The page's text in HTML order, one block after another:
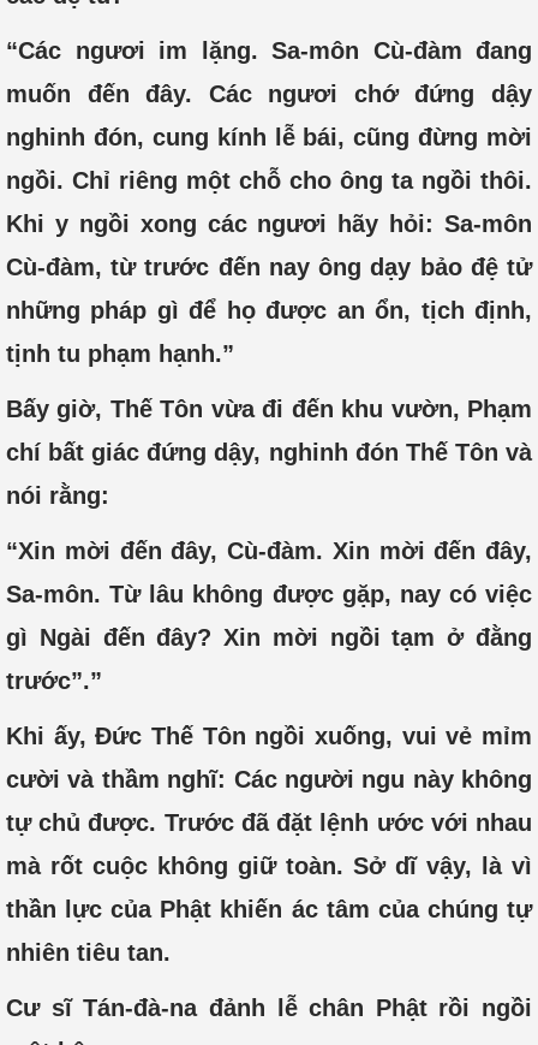
“Các ngươi im lặng. Sa-môn Cù-đàm đang
muốn đến đây. Các ngươi chớ đứng dậy
nghinh đón, cung kính lễ bái, cũng đừng mời
ngồi. Chỉ riêng một chỗ cho ông ta ngồi thôi.
Khi y ngồi xong các ngươi hãy hỏi: Sa-môn
Cù-đàm, từ trước đến nay ông dạy bảo đệ tử
những pháp gì để họ được an ổn, tịch định,
tịnh tu phạm hạnh.”
Bấy giờ, Thế Tôn vừa đi đến khu vườn, Phạm
chí bất giác đứng dậy, nghinh đón Thế Tôn và
nói rằng:
“Xin mời đến đây, Cù-đàm. Xin mời đến đây,
Sa-môn. Từ lâu không được gặp, nay có việc
gì Ngài đến đây? Xin mời ngồi tạm ở đằng
trước”.”
Khi ấy, Ðức Thế Tôn ngồi xuống, vui vẻ mỉm
cười và thầm nghĩ: Các người ngu này không
tự chủ được. Trước đã đặt lệnh ước với nhau
mà rốt cuộc không giữ toàn. Sở dĩ vậy, là vì
thần lực của Phật khiến ác tâm của chúng tự
nhiên tiêu tan.
Cư sĩ Tán-đà-na đảnh lễ chân Phật rồi ngồi